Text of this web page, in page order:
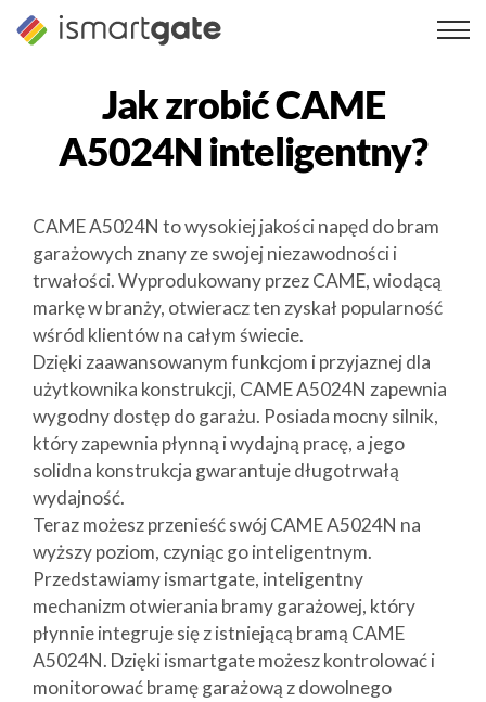
Przejdź
do
Jak zrobićCAME
A5024Ninteligentny?
CAME A5024N to wysokiej jakości napęd do bram
garażowych znany ze swojej niezawodności i
trwałości. Wyprodukowany przez CAME, wiodącą
markę w branży, otwieracz ten zyskał popularność
wśród klientów na całym świecie.
Dzięki zaawansowanym funkcjom i przyjaznej dla
użytkownika konstrukcji, CAME A5024N zapewnia
wygodny dostęp do garażu. Posiada mocny silnik,
który zapewnia płynną i wydajną pracę, a jego
solidna konstrukcja gwarantuje długotrwałą
wydajność.
Teraz możesz przenieść swój CAME A5024N na
wyższy poziom, czyniąc go inteligentnym.
Przedstawiamy ismartgate, inteligentny
mechanizm otwierania bramy garażowej, który
płynnie integruje się z istniejącą bramą CAME
A5024N. Dzięki ismartgate możesz kontrolować i
monitorować bramę garażową z dowolnego